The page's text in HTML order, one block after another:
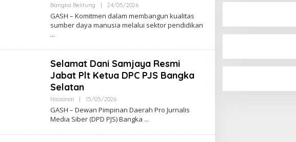
Bangka Belitung 24/05/2026Oleh
GASH – Komitmen dalam membangun kualitas
sumber daya manusia melalui sektor pendidikan
Selamat Dani Samjaya Resmi
Jabat Plt Ketua DPC PJS Bangka
Selatan
Nasional 15/05/2026Oleh
GASH – Dewan Pimpinan Daerah Pro Jurnalis
Media Siber (DPD PJS) Bangka